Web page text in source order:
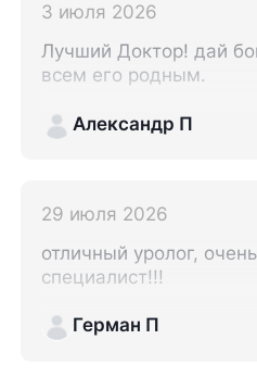
не сравнимо , так как
приема я уже увидела
знание и подход к пациентам,
стоит ! Спасибо 🙏 email:
Aida.grigoryan@mail.ru
3 июля 2026
Лучший Доктор! дай
всем его родным.
Александр П
29 июля 2026
отличный уролог,
специалист!!!
Герман П